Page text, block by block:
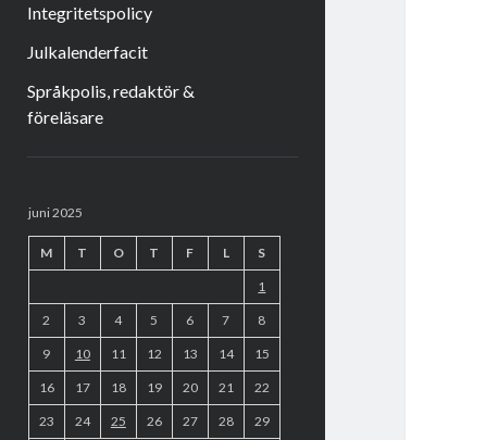
Integritetspolicy
Julkalenderfacit
Språkpolis, redaktör &
föreläsare
juni 2025
M T O T F L S
1
2 3 4 5 6 7 8
9 10 11 12 13 14 15
16 17 18 19 20 21 22
23 24 25 26 27 28 29